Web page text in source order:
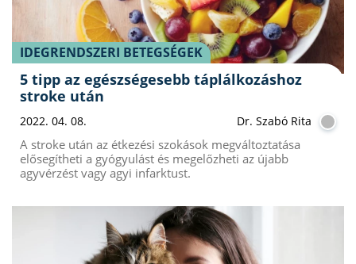
IDEGRENDSZERI BETEGSÉGEK
5 tipp az egészségesebb táplálkozáshoz
stroke után
2022. 04. 08. Dr. Szabó Rita
A stroke után az étkezési szokások megváltoztatása
elősegítheti a gyógyulást és megelőzheti az újabb
agyvérzést vagy agyi infarktust.